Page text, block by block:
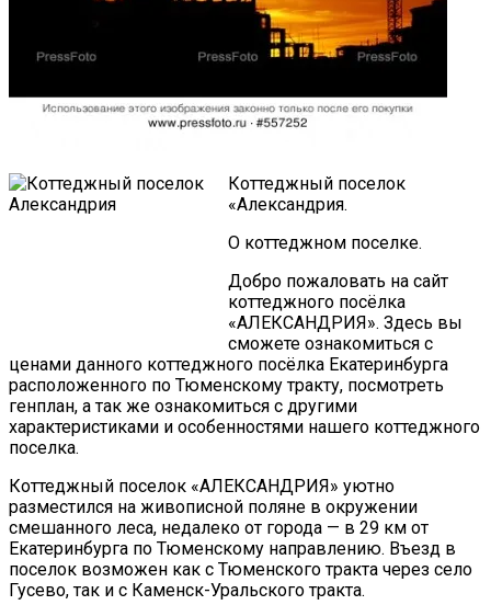
Коттеджный поселок
«Александрия.
О коттеджном поселке.
Добро пожаловать на сайт
коттеджного посёлка
«АЛЕКСАНДРИЯ». Здесь вы
сможете ознакомиться с
ценами данного коттеджного посёлка Екатеринбурга
расположенного по Тюменскому тракту, посмотреть
генплан, а так же ознакомиться с другими
характеристиками и особенностями нашего коттеджного
поселка.
Коттеджный поселок «АЛЕКСАНДРИЯ» уютно
разместился на живописной поляне в окружении
смешанного леса, недалеко от города — в 29 км от
Екатеринбурга по Тюменскому направлению. Въезд в
поселок возможен как с Тюменского тракта через село
Гусево, так и с Каменск-Уральского тракта.